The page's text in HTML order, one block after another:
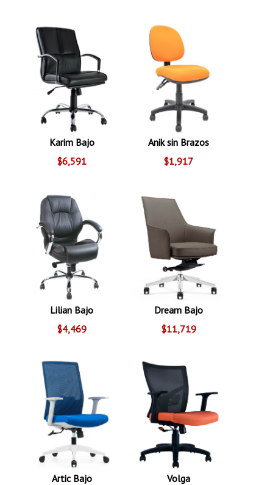
Karim Bajo
$6,591
Anik sin Brazos
$1,917
Lilian Bajo
$4,469
Dream Bajo
$11,719
Artic Bajo
Volga